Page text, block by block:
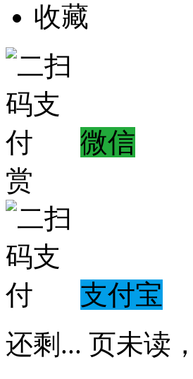
收藏
微信
赏
支付宝
还剩 ... 页未读，